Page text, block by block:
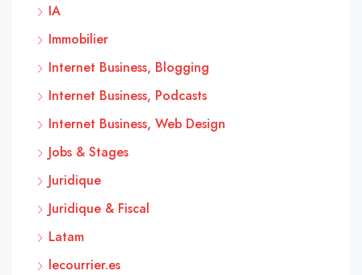
IA
Immobilier
Internet Business, Blogging
Internet Business, Podcasts
Internet Business, Web Design
Jobs & Stages
Juridique
Juridique & Fiscal
Latam
lecourrier.es